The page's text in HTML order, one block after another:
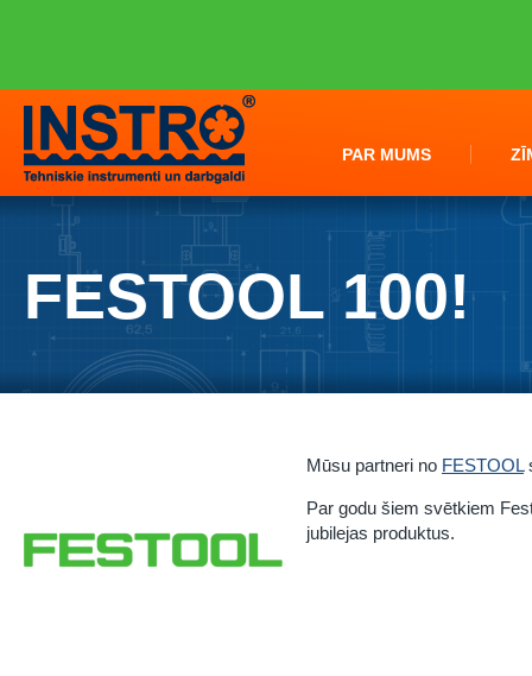
PAR MUMS
FESTOOL 100!
Mūsu partneri no FESTOOL
Par godu šiem svētkiem
jubilejas produktus.